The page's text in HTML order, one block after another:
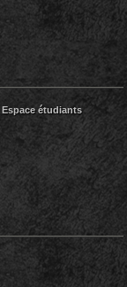
Espace étudiants